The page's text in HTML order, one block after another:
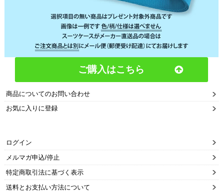
ご購入はこちら
商品についてのお問い合わせ
お気に入りに登録
ログイン
メルマガ申込/停止
特定商取引法に基づく表示
送料とお支払い方法について